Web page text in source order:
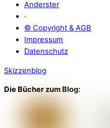
Anderster
·
© Copyright & AGB
Impressum
Datenschutz
Skizzenblog
Die Bücher zum Blog: